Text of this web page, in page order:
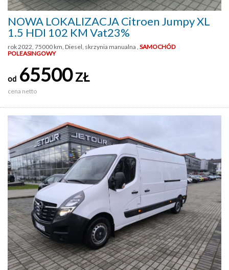
NOWA LOKALIZACJA Citroen Jumpy XL
1.5 HDI 102 KM Vat23%
rok 2022, 75000 km, Diesel, skrzynia manualna , SAMOCHÓD
POLEASINGOWY
od 65500ZŁ
cena netto